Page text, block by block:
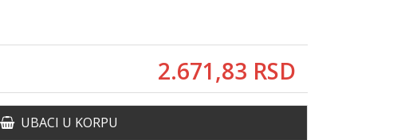
2.671,83 RSD
UBACI U KORPU